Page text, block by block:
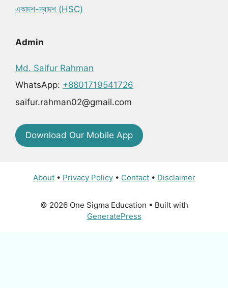
একাদশ-দ্বাদশ (HSC)
Admin
Md. Saifur Rahman
WhatsApp: +8801719541726
saifur.rahman02@gmail.com
Download Our Mobile App
About• Privacy Policy• Contact• Disclaimer
© 2026 One Sigma Education • Built with
GeneratePress